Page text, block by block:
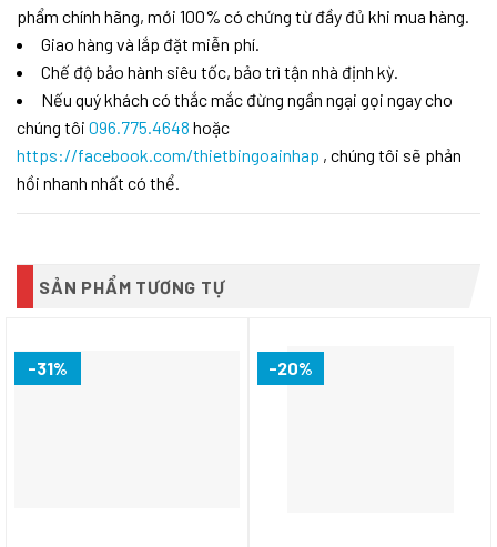
phẩm chính hãng, mới 100% có chứng từ đầy đủ khi mua hàng.
Giao hàng và lắp đặt miễn phí.
Chế độ bảo hành siêu tốc, bảo trì tận nhà định kỳ.
Nếu quý khách có thắc mắc đừng ngần ngại gọi ngay cho
chúng tôi 096.775.4648 hoặc
https://facebook.com/thietbingoainhap , chúng tôi sẽ phản
hồi nhanh nhất có thể.
SẢN PHẨM TƯƠNG TỰ
-31% -20%